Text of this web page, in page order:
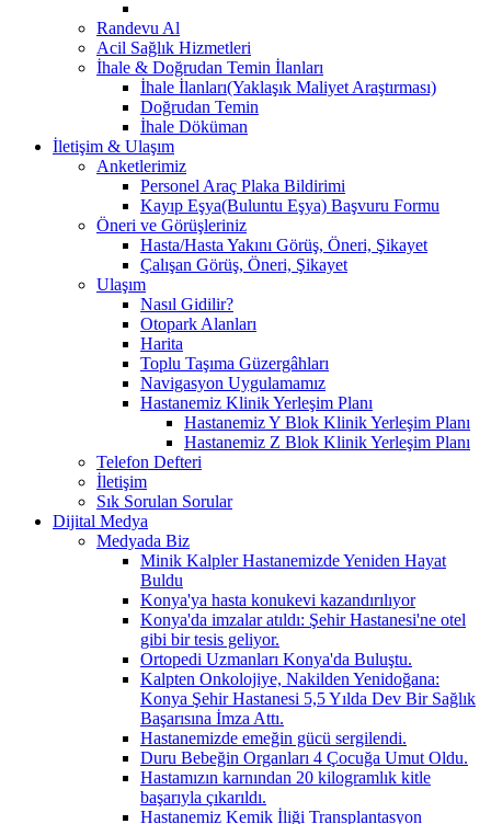
Randevu Al
Acil Sağlık Hizmetleri
İhale & Doğrudan Temin İlanları
İhale İlanları(Yaklaşık Maliyet Araştırması)
Doğrudan Temin
İhale Döküman
İletişim & Ulaşım
Anketlerimiz
Personel Araç Plaka Bildirimi
Kayıp Eşya(Buluntu Eşya) Başvuru Formu
Öneri ve Görüşleriniz
Hasta/Hasta Yakını Görüş, Öneri, Şikayet
Çalışan Görüş, Öneri, Şikayet
Ulaşım
Nasıl Gidilir?
Otopark Alanları
Harita
Toplu Taşıma Güzergâhları
Navigasyon Uygulamamız
Hastanemiz Klinik Yerleşim Planı
Hastanemiz Y Blok Klinik Yerleşim Planı
Hastanemiz Z Blok Klinik Yerleşim Planı
Telefon Defteri
İletişim
Sık Sorulan Sorular
Dijital Medya
Medyada Biz
Minik Kalpler Hastanemizde Yeniden Hayat
Buldu
Konya'ya hasta konukevi kazandırılıyor
Konya'da imzalar atıldı: Şehir Hastanesi'ne otel
gibi bir tesis geliyor.
Ortopedi Uzmanları Konya'da Buluştu.
Kalpten Onkolojiye, Nakilden Yenidoğana:
Konya Şehir Hastanesi 5,5 Yılda Dev Bir Sağlık
Başarısına İmza Attı.
Hastanemizde emeğin gücü sergilendi.
Duru Bebeğin Organları 4 Çocuğa Umut Oldu.
Hastamızın karnından 20 kilogramlık kitle
başarıyla çıkarıldı.
Hastanemiz Kemik İliği Transplantasyon